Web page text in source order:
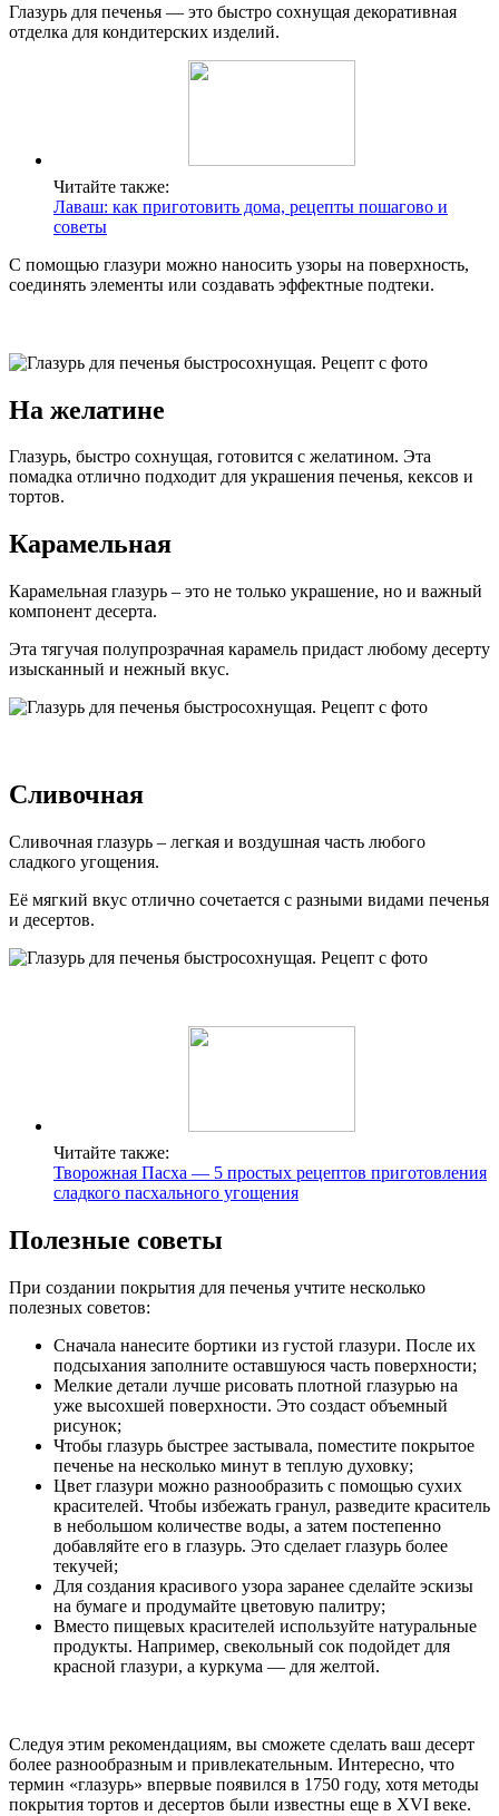
Глазурь для печенья — это быстро сохнущая декоративная
отделка для кондитерских изделий.
Читайте также:
Лаваш: как приготовить дома, рецепты пошагово и
советы
С помощью глазури можно наносить узоры на поверхность,
соединять элементы или создавать эффектные подтеки.
На желатине
Глазурь, быстро сохнущая, готовится с желатином. Эта
помадка отлично подходит для украшения печенья, кексов и
тортов.
Карамельная
Карамельная глазурь – это не только украшение, но и важный
компонент десерта.
Эта тягучая полупрозрачная карамель придаст любому десерту
изысканный и нежный вкус.
Сливочная
Сливочная глазурь – легкая и воздушная часть любого
сладкого угощения.
Её мягкий вкус отлично сочетается с разными видами печенья
и десертов.
Читайте также:
Творожная Пасха — 5 простых рецептов приготовления
сладкого пасхального угощения
Полезные советы
При создании покрытия для печенья учтите несколько
полезных советов:
Сначала нанесите бортики из густой глазури. После их
подсыхания заполните оставшуюся часть поверхности;
Мелкие детали лучше рисовать плотной глазурью на
уже высохшей поверхности. Это создаст объемный
рисунок;
Чтобы глазурь быстрее застывала, поместите покрытое
печенье на несколько минут в теплую духовку;
Цвет глазури можно разнообразить с помощью сухих
красителей. Чтобы избежать гранул, разведите краситель
в небольшом количестве воды, а затем постепенно
добавляйте его в глазурь. Это сделает глазурь более
текучей;
Для создания красивого узора заранее сделайте эскизы
на бумаге и продумайте цветовую палитру;
Вместо пищевых красителей используйте натуральные
продукты. Например, свекольный сок подойдет для
красной глазури, а куркума — для желтой.
Следуя этим рекомендациям, вы сможете сделать ваш десерт
более разнообразным и привлекательным. Интересно, что
термин «глазурь» впервые появился в 1750 году, хотя методы
покрытия тортов и десертов были известны еще в XVI веке.